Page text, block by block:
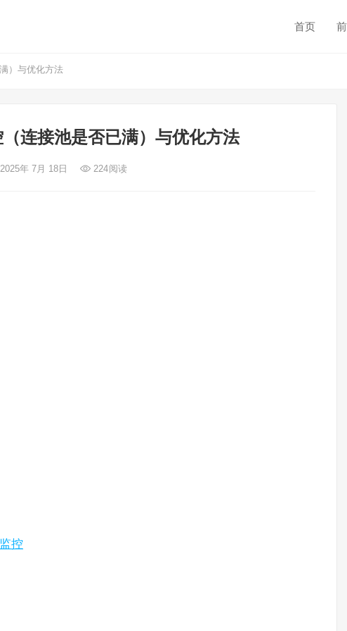
首页
）与优化方法
连接池是否已满）与优化方法
年 7月 18日 224阅读
控